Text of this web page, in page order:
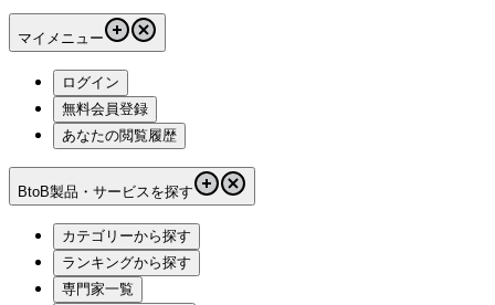
マイメニュー
ログイン
無料会員登録
あなたの閲覧履歴
BtoB製品・サービスを探す
カテゴリーから探す
ランキングから探す
専門家一覧